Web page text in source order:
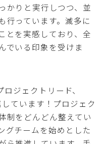
かりと実行しつつ、並
行っています。滅多に
とを実感しており、全
でいる印象を受けま
ジェクトリード、
ています！プロジェク
制をどんどん整えてい
グチームを始めとした